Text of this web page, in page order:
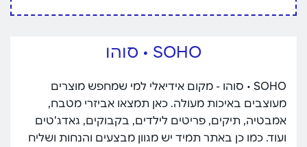
SOHO • סוהו
SOHO • סוהו - מקום אידיאלי למי שמחפש מוצרים
מעוצבים באיכות מעולה. כאן תמצאו אביזרי מטבח,
אמבטיה, תיקים, פריטים לילדים, בקבוקים, גאדג'טים
ועוד. כמו כן באתר תמיד יש מגוון מבצעים והנחות ושליח